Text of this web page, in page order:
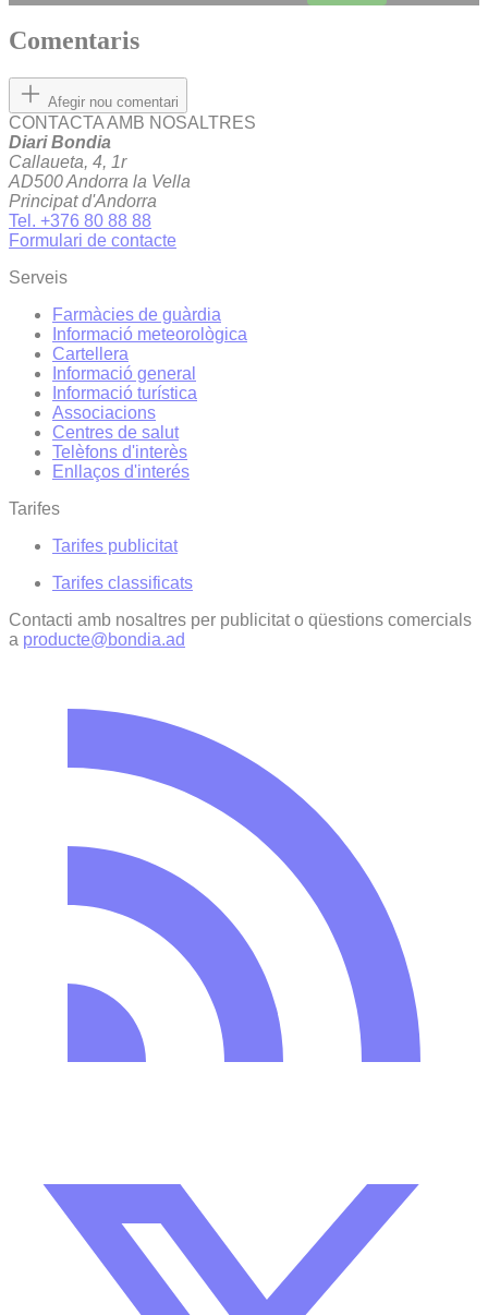
Comentaris
Afegir nou comentari
CONTACTA AMB NOSALTRES
Diari Bondia
Callaueta, 4, 1r
AD500 Andorra la Vella
Principat d'Andorra
Tel. +376 80 88 88
Formulari de contacte
Serveis
Farmàcies de guàrdia
Informació meteorològica
Cartellera
Informació general
Informació turística
Associacions
Centres de salut
Telèfons d'interès
Enllaços d'interés
Tarifes
Tarifes publicitat
Tarifes classificats
Contacti amb nosaltres per publicitat o qüestions comercials
a producte@bondia.ad